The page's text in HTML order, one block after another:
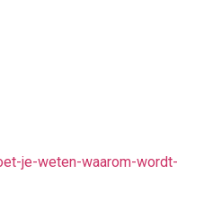
je-weten-waarom-wordt-